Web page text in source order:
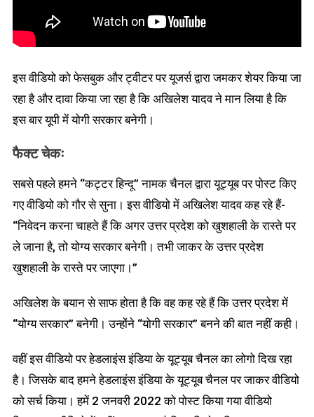
इस वीडियो को फेसबुक और ट्वीटर पर यूजर्स द्वारा जमकर शेयर किया जा
रहा है और दावा किया जा रहा है कि अखिलेश यादव ने मान लिया है कि
इस बार यूपी में योगी सरकार बनेगी।
फैक्ट चेकः
सबसे पहले हमने “कट्टर हिन्दू” नामक चैनल द्वारा यूट्यूब पर पोस्ट किए
गए वीडियो को गौर से सुना। इस वीडियो में अखिलेश यादव कह रहे हैं-
“निवेदन करना चाहते हैं कि अगर उत्तर प्रदेश को खुशहाली के रास्ते पर
ले जाना है, तो योग्य सरकार बनेगी। तभी जाकर के उत्तर प्रदेश
खुशहाली के रास्ते पर जाएगा।”
अखिलेश के बयान से साफ होता है कि वह कह रहे हैं कि उत्तर प्रदेश में
“योग्य सरकार” बनेगी। उन्होंने “योगी सरकार” बनने की बात नहीं कही।
वहीं इस वीडियो पर हेडलाइंस इंडिया के यूट्यूब चैनल का लोगो दिख रहा
है। जिसके बाद हमने हेडलाइंस इंडिया के यूट्यूब चैनल पर जाकर वीडियो
को सर्च किया। हमें 2 जनवरी 2022 को पोस्ट किया गया वीडियो